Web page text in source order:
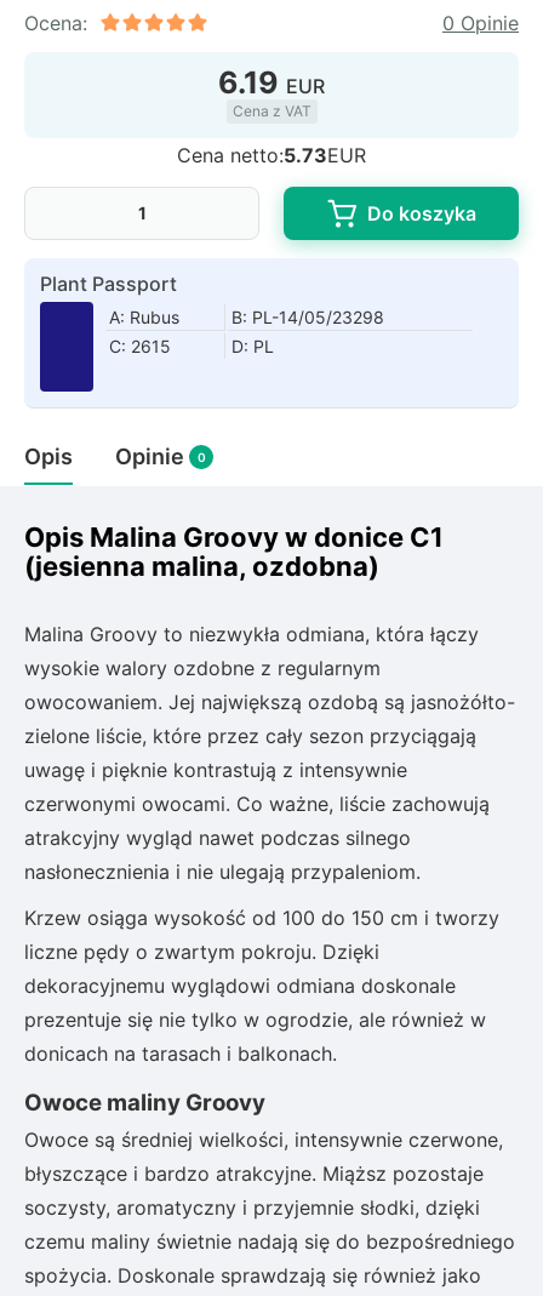
Rudbeckia
Hakonechoa (trawa bambusowa)
Różanecznik
Pnącza
Glicynia (wisteria)
Wiciokrzew
Ocena:
0 Opinie
6.19 EUR
Cena z VAT
Cena netto:5.73EUR
Do koszyka
Plant Passport
A: Rubus
B: PL-14/05/23298
C: 2615
D: PL
Opis Opinie 0
Opis Malina Groovy w donice C1
(jesienna malina, ozdobna)
Malina Groovy to niezwykła odmiana, która łączy
wysokie walory ozdobne z regularnym
owocowaniem. Jej największą ozdobą są jasnożółto-
zielone liście, które przez cały sezon przyciągają
uwagę i pięknie kontrastują z intensywnie
czerwonymi owocami. Co ważne, liście zachowują
atrakcyjny wygląd nawet podczas silnego
nasłonecznienia i nie ulegają przypaleniom.
Krzew osiąga wysokość od 100 do 150 cm i tworzy
liczne pędy o zwartym pokroju. Dzięki
dekoracyjnemu wyglądowi odmiana doskonale
prezentuje się nie tylko w ogrodzie, ale również w
donicach na tarasach i balkonach.
Owoce maliny Groovy
Owoce są średniej wielkości, intensywnie czerwone,
błyszczące i bardzo atrakcyjne. Miąższ pozostaje
soczysty, aromatyczny i przyjemnie słodki, dzięki
czemu maliny świetnie nadają się do bezpośredniego
spożycia. Doskonale sprawdzają się również jako